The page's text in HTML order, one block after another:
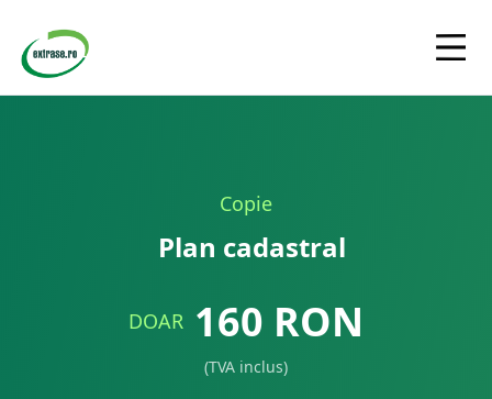
Copie
Plan cadastral
DOAR 160 RON
(TVA inclus)